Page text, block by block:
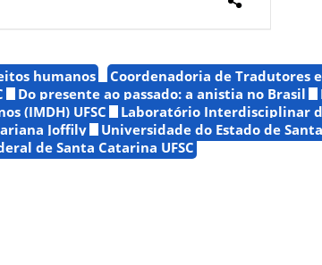
humanos
Coordenadoria de Tradutores
Do presente ao passado: a anistia no Brasil
(IMDH) UFSC
Laboratório Interdisciplinar
Joffily
Universidade do Estado de
de Santa Catarina UFSC